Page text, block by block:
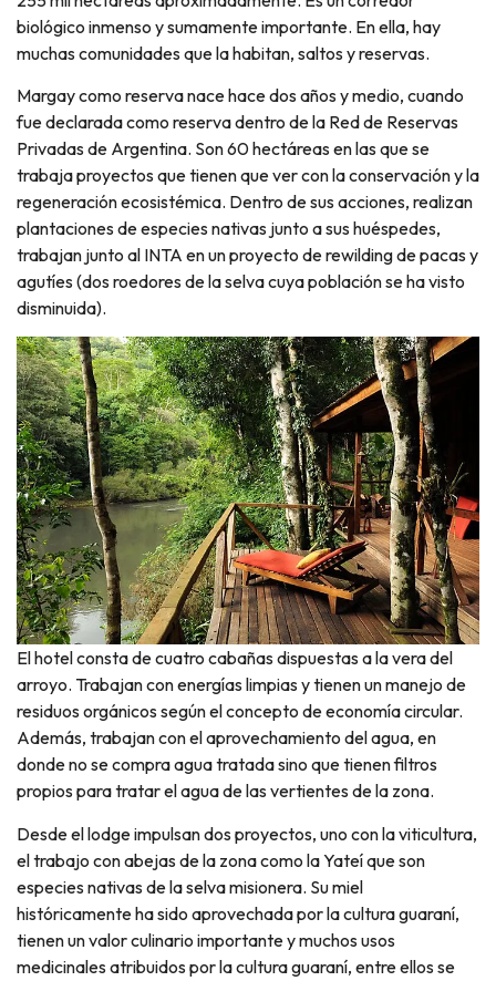
biológico inmenso y sumamente importante. En ella, hay
muchas comunidades que la habitan, saltos y reservas.
Margay como reserva nace hace dos años y medio, cuando
fue declarada como reserva dentro de la Red de Reservas
Privadas de Argentina. Son 60 hectáreas en las que se
trabaja proyectos que tienen que ver con la conservación y la
regeneración ecosistémica. Dentro de sus acciones, realizan
plantaciones de especies nativas junto a sus huéspedes,
trabajan junto al INTA en un proyecto de rewilding de pacas y
agutíes (dos roedores de la selva cuya población se ha visto
disminuida).
El hotel consta de cuatro cabañas dispuestas a la vera del
arroyo. Trabajan con energías limpias y tienen un manejo de
residuos orgánicos según el concepto de economía circular.
Además, trabajan con el aprovechamiento del agua, en
donde no se compra agua tratada sino que tienen filtros
propios para tratar el agua de las vertientes de la zona.
Desde el lodge impulsan dos proyectos, uno con la viticultura,
el trabajo con abejas de la zona como la Yateí que son
especies nativas de la selva misionera. Su miel
históricamente ha sido aprovechada por la cultura guaraní,
tienen un valor culinario importante y muchos usos
medicinales atribuidos por la cultura guaraní, entre ellos se